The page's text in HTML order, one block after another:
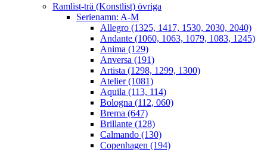
Ramlist-trä (Konstlist) övriga
Serienamn: A-M
Allegro (1325, 1417, 1530, 2030, 2040)
Andante (1060, 1063, 1079, 1083, 1245)
Anima (129)
Anversa (191)
Artista (1298, 1299, 1300)
Atelier (1081)
Aquila (113, 114)
Bologna (112, 060)
Brema (647)
Brillante (128)
Calmando (130)
Copenhagen (194)